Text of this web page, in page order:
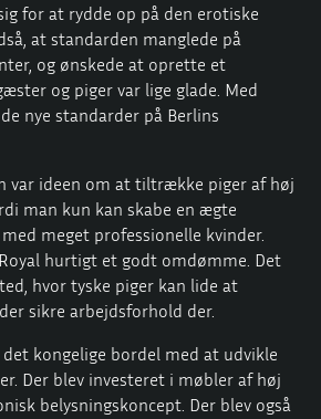
for at rydde op på den erotiske
at standarden manglede på
og ønskede at oprette et
og piger var lige glade. Med
nye standarder på Berlins
var ideen om at tiltrække piger af høj
man kun kan skabe en ægte
meget professionelle kvinder.
hurtigt et godt omdømme. Det
hvor tyske piger kan lide at
sikre arbejdsforhold der.
kongelige bordel med at udvikle
Der blev investeret i møbler af høj
belysningskoncept. Der blev også